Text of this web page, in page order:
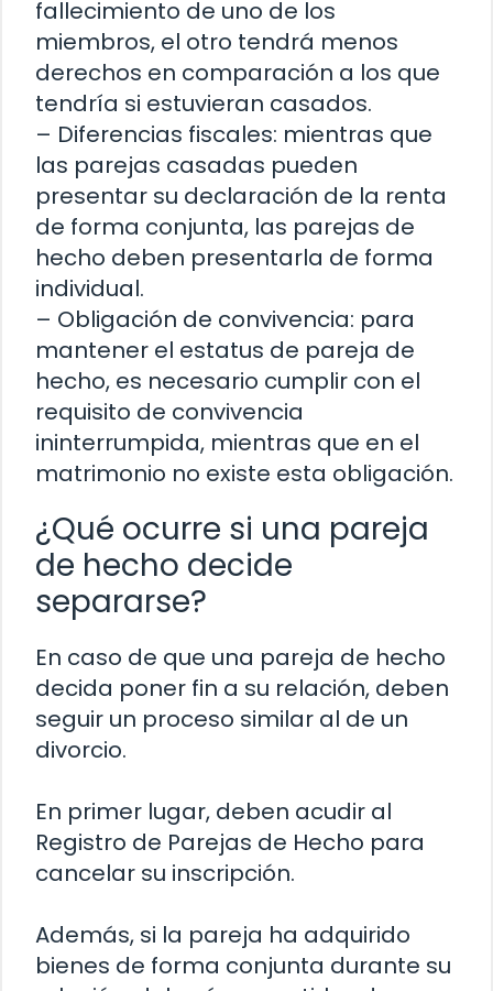
fallecimiento de uno de los
miembros, el otro tendrá menos
derechos en comparación a los que
tendría si estuvieran casados.
– Diferencias fiscales: mientras que
las parejas casadas pueden
presentar su declaración de la renta
de forma conjunta, las parejas de
hecho deben presentarla de forma
individual.
– Obligación de convivencia: para
mantener el estatus de pareja de
hecho, es necesario cumplir con el
requisito de convivencia
ininterrumpida, mientras que en el
matrimonio no existe esta obligación.
¿Qué ocurre si una pareja
de hecho decide
separarse?
En caso de que una pareja de hecho
decida poner fin a su relación, deben
seguir un proceso similar al de un
divorcio.
En primer lugar, deben acudir al
Registro de Parejas de Hecho para
cancelar su inscripción.
Además, si la pareja ha adquirido
bienes de forma conjunta durante su